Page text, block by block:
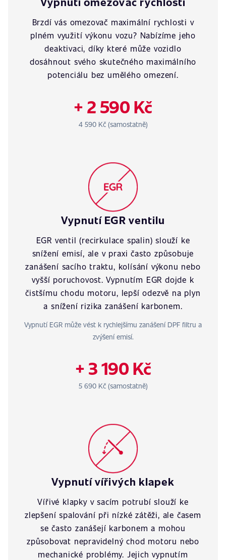
Brzdí vás omezovač maximální rychlosti v
plném využití výkonu vozu? Nabízíme jeho
deaktivaci, díky které může vozidlo
dosáhnout svého skutečného maximálního
potenciálu bez umělého omezení.
+ 2 590 Kč
4 590 Kč (samostatně)
Vypnutí EGR ventilu
EGR ventil (recirkulace spalin) slouží ke
snížení emisí, ale v praxi často způsobuje
zanášení sacího traktu, kolísání výkonu nebo
vyšší poruchovost. Vypnutím EGR dojde k
čistšímu chodu motoru, lepší odezvě na plyn
a snížení rizika zanášení karbonem.
Vypnutí EGR může vést k rychlejšímu zanášení DPF filtru a
zvýšení emisí.
+ 3 190 Kč
5 690 Kč (samostatně)
Vypnutí vířivých klapek
Vířivé klapky v sacím potrubí slouží ke
zlepšení spalování při nízké zátěži, ale časem
se často zanášejí karbonem a mohou
způsobovat nepravidelný chod motoru nebo
mechanické problémy. Jejich vypnutím